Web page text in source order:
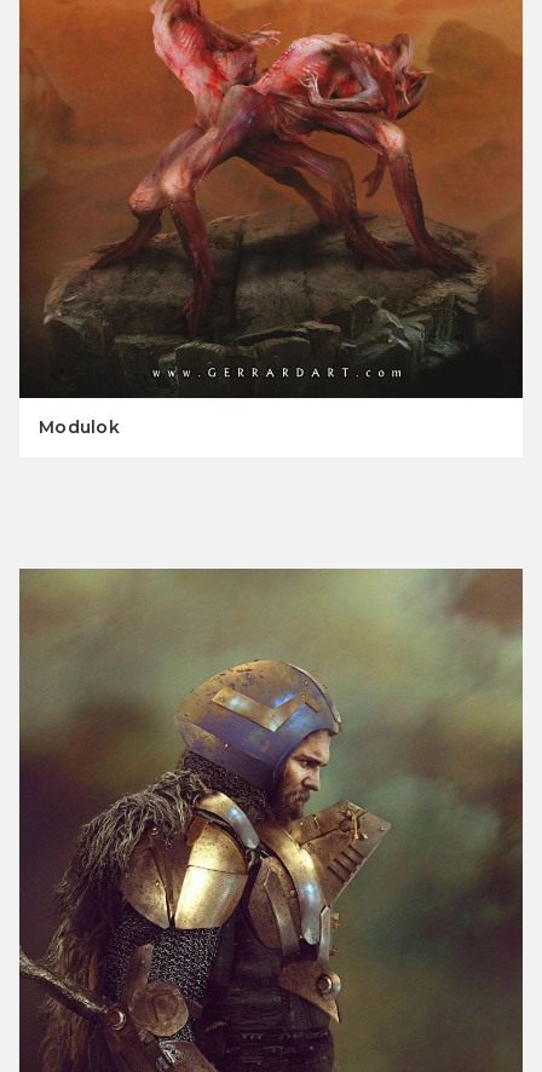
Modulok